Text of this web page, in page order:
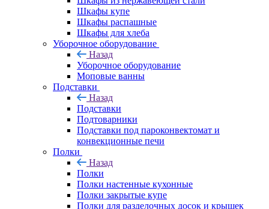
Шкафы купе
Шкафы распашные
Шкафы для хлеба
Уборочное оборудование
Назад
Уборочное оборудование
Моповые ванны
Подставки
Назад
Подставки
Подтоварники
Подставки под пароконвектомат и
конвекционные печи
Полки
Назад
Полки
Полки настенные кухонные
Полки закрытые купе
Полки для разделочных досок и крышек